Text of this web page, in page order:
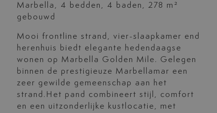
Marbella, 4 bedden, 4 baden, 278 m²
gebouwd
Mooi frontline strand, vier-slaapkamer end
herenhuis biedt elegante hedendaagse
wonen op Marbella Golden Mile. Gelegen
binnen de prestigieuze Marbellamar een
zeer gewilde gemeenschap aan het
strand.Het pand combineert stijl, comfort
en een uitzonderlijke kustlocatie, met